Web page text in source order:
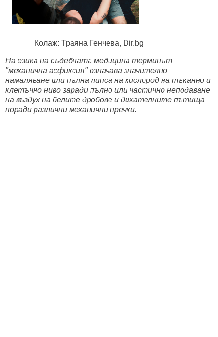
Колаж: Траяна Генчева, Dir.bg
На езика на съдебната медицина терминът
"механична асфиксия" означава значително
намаляване или пълна липса на кислород на тъканно и
клетъчно ниво заради пълно или частично неподаване
на въздух на белите дробове и дихателните пътища
поради различни механични пречки.